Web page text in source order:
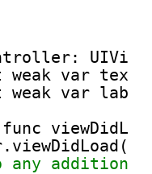
weak var
weak var
func
any